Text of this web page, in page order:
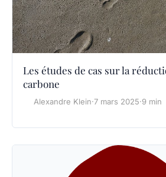
Les études de cas sur la
carbone
Alexandre Klein·7 mars 2025·9 min